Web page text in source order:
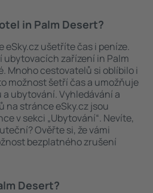
in Palm Desert?
eSky.cz ušetříte čas i peníze.
ubytovacích zařízení in Palm
Mnoho cestovatelů si oblíbilo i
možnost šetří čas a umožňuje
ubytování. Vyhledávání a
na stránce eSky.cz jsou
v sekci „Ubytování“. Nevíte,
Ověřte si, že vámi
bezplatného zrušení
Desert?